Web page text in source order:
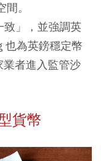
。
致」，並強調英
也為英鎊穩定幣
業者進入監管沙
貨幣